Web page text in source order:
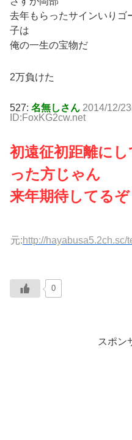
去年もらったサインいりゴ
子は
俺の一生の宝物だ
2万負けた
527: 名無しさん 2014/12/
ID:FoxKG2cw.net
初遠征初距離に
った方じゃん
来年期待してるぞ
元:http://
0
スポン